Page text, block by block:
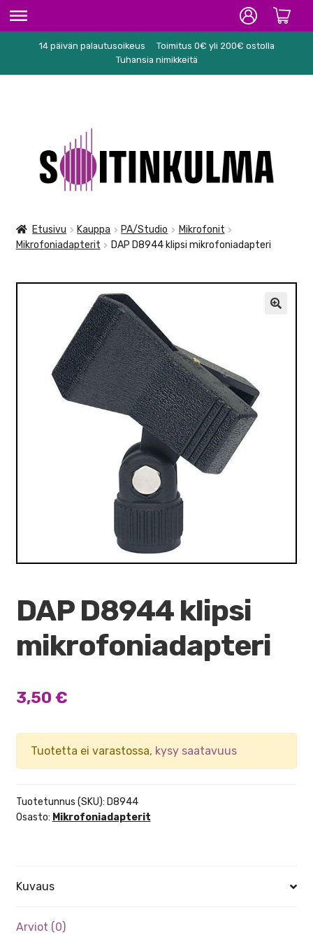
ETUSIVU
KARAOKE
NUOTIT
TARVIKKEET
SEKALAISET
KÄYTETYT
14 päivän palautusoikeus
Toimitus 0€ yli 200€ ostolla
Tuhansia nimikkeitä
navigointiin
sisältöön
Etusivu Kauppa PA/Studio
Mikrofonit
Mikrofoniadapterit
DAP D8944 klipsi mikrofoniadapteri
DAP D8944 klipsi
mikrofoniadapteri
3,50 €
Tuotetta ei varastossa, kysy saatavuus
Tuotetunnus (SKU): D8944
Osasto: Mikrofoniadapterit
Kuvaus
Arviot (0)